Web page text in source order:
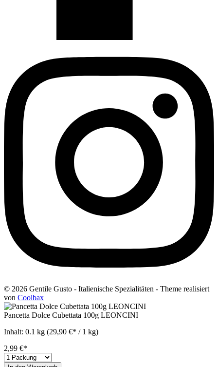
© 2026 Gentile Gusto - Italienische Spezialitäten - Theme realisiert
von Coolbax
Pancetta Dolce Cubettata 100g LEONCINI
Inhalt: 0.1 kg (29,90 €* / 1 kg)
2,99 €*